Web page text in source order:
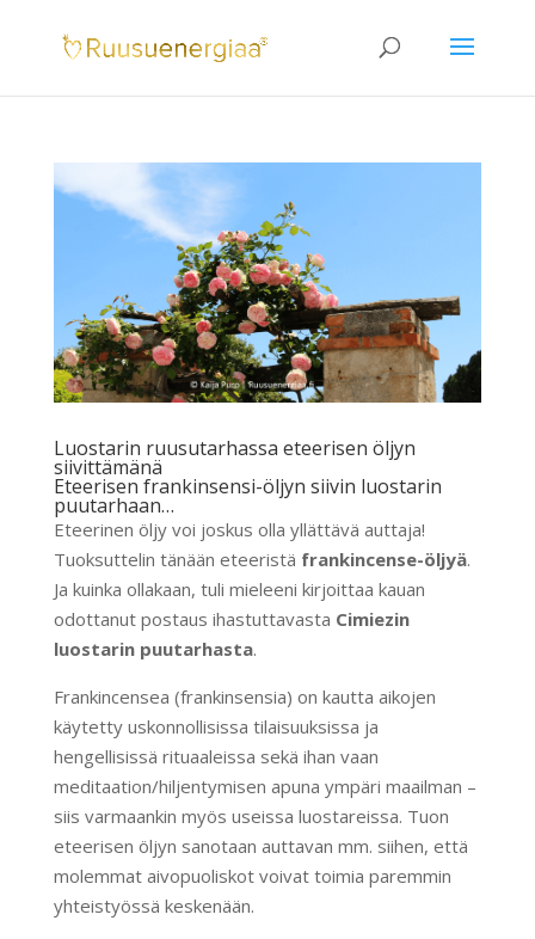
Luostarin ruusutarhassa eteerisen öljyn
siivittämänä
Eteerisen frankinsensi-öljyn siivin luostarin
puutarhaan…
Eteerinen öljy voi joskus olla yllättävä auttaja!
Tuoksuttelin tänään eteeristä frankincense-öljyä.
Ja kuinka ollakaan, tuli mieleeni kirjoittaa kauan
odottanut postaus ihastuttavasta Cimiezin
luostarin puutarhasta.
Frankincensea (frankinsensia) on kautta aikojen
käytetty uskonnollisissa tilaisuuksissa ja
hengellisissä rituaaleissa sekä ihan vaan
meditaation/hiljentymisen apuna ympäri maailman –
siis varmaankin myös useissa luostareissa. Tuon
eteerisen öljyn sanotaan auttavan mm. siihen, että
molemmat aivopuoliskot voivat toimia paremmin
yhteistyössä keskenään.